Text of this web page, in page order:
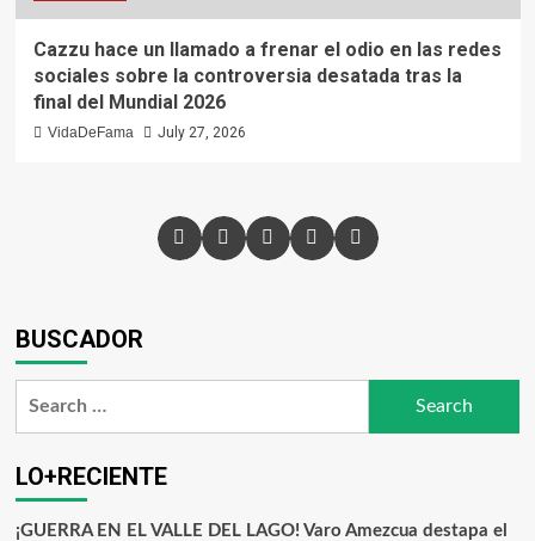
Cazzu hace un llamado a frenar el odio en las redes
sociales sobre la controversia desatada tras la
final del Mundial 2026
VidaDeFama July 27, 2026
BUSCADOR
LO+RECIENTE
¡GUERRA EN EL VALLE DEL LAGO! Varo Amezcua destapa el